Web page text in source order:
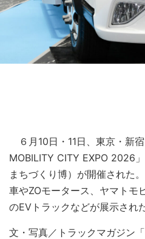
６月10日・11日、東京・新
MOBILITY CITY EXPO 2026
まちづくり博）が開催された
車やZOモータース、ヤマトモ
のEVトラックなどが展示された
文・写真／トラックマガジン